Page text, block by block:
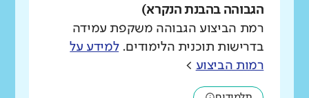
הגבוהה בהבנת הנקרא)
רמת הביצוע הגבוהה משקפת עמידה
בדרישות תוכנית הלימודים.למידע על
רמות הביצוע >